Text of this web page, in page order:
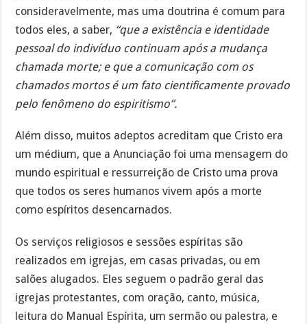
consideravelmente, mas uma doutrina é comum para
todos eles, a saber, “que a existência e identidade
pessoal do indivíduo continuam após a mudança
chamada morte; e que a comunicação com os
chamados mortos é um fato cientificamente provado
pelo fenômeno do espiritismo”.
Além disso, muitos adeptos acreditam que Cristo era
um médium, que a Anunciação foi uma mensagem do
mundo espiritual e ressurreição de Cristo uma prova
que todos os seres humanos vivem após a morte
como espíritos desencarnados.
Os serviços religiosos e sessões espíritas são
realizados em igrejas, em casas privadas, ou em
salões alugados. Eles seguem o padrão geral das
igrejas protestantes, com oração, canto, música,
leitura do Manual Espírita, um sermão ou palestra, e